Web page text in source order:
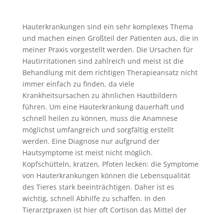
Hauterkrankungen sind ein sehr komplexes Thema
und machen einen Großteil der Patienten aus, die in
meiner Praxis vorgestellt werden. Die Ursachen für
Hautirritationen sind zahlreich und meist ist die
Behandlung mit dem richtigen Therapieansatz nicht
immer einfach zu finden, da viele
Krankheitsursachen zu ähnlichen Hautbildern
führen. Um eine Hauterkrankung dauerhaft und
schnell heilen zu können, muss die Anamnese
möglichst umfangreich und sorgfältig erstellt
werden. Eine Diagnose nur aufgrund der
Hautsymptome ist meist nicht möglich.
Kopfschütteln, kratzen, Pfoten lecken: die Symptome
von Hauterkrankungen können die Lebensqualität
des Tieres stark beeinträchtigen. Daher ist es
wichtig, schnell Abhilfe zu schaffen. In den
Tierarztpraxen ist hier oft Cortison das Mittel der